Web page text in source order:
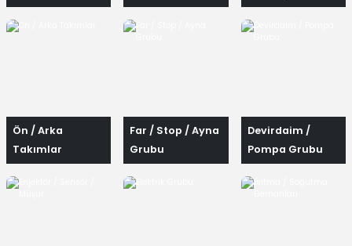
Rulmanlar ve
Kayışlar
Ön / Arka
Takımlar
Far / Stop / Ayna
Grubu
Devirdaim /
Pompa Grubu